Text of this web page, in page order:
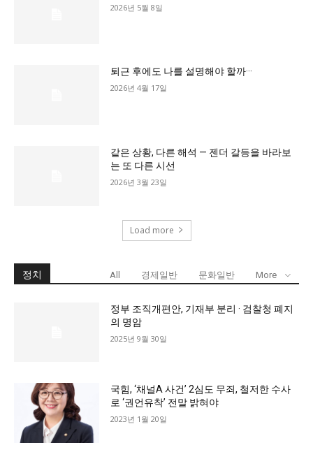
2026년 5월 8일
퇴근 후에도 나를 설명해야 할까···
2026년 4월 17일
같은 상황, 다른 해석 — 젠더 갈등을 바라보
는 또 다른 시선
2026년 3월 23일
Load more
정치 All 경제일반 문화일반 More
정부 조직개편안, 기재부 분리 · 검찰청 폐지
의 명암
2025년 9월 30일
국힘, ‘채널A 사건’ 2심도 무죄, 철저한 수사
로 ‘권언유착’ 전말 밝혀야
2023년 1월 20일